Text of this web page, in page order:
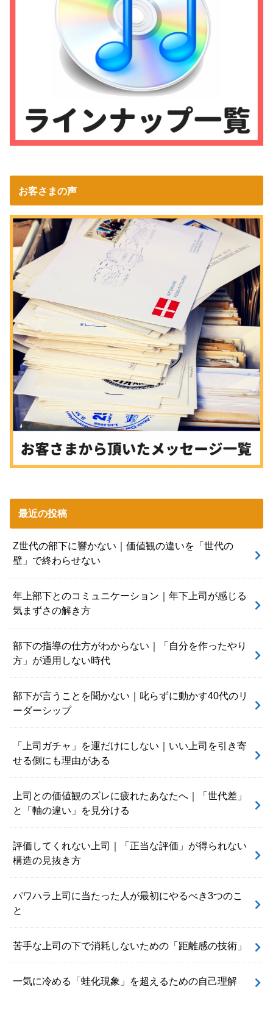
お客さまの声
最近の投稿
Z世代の部下に響かない｜価値観の違いを「世代の
壁」で終わらせない
年上部下とのコミュニケーション｜年下上司が感じる
気まずさの解き方
部下の指導の仕方がわからない｜「自分を作ったやり
方」が通用しない時代
部下が言うことを聞かない｜叱らずに動かす40代のリ
ーダーシップ
「上司ガチャ」を運だけにしない｜いい上司を引き寄
せる側にも理由がある
上司との価値観のズレに疲れたあなたへ｜「世代差」
と「軸の違い」を見分ける
評価してくれない上司｜「正当な評価」が得られない
構造の見抜き方
パワハラ上司に当たった人が最初にやるべき3つのこ
と
苦手な上司の下で消耗しないための「距離感の技術」
一気に冷める「蛙化現象」を超えるための自己理解